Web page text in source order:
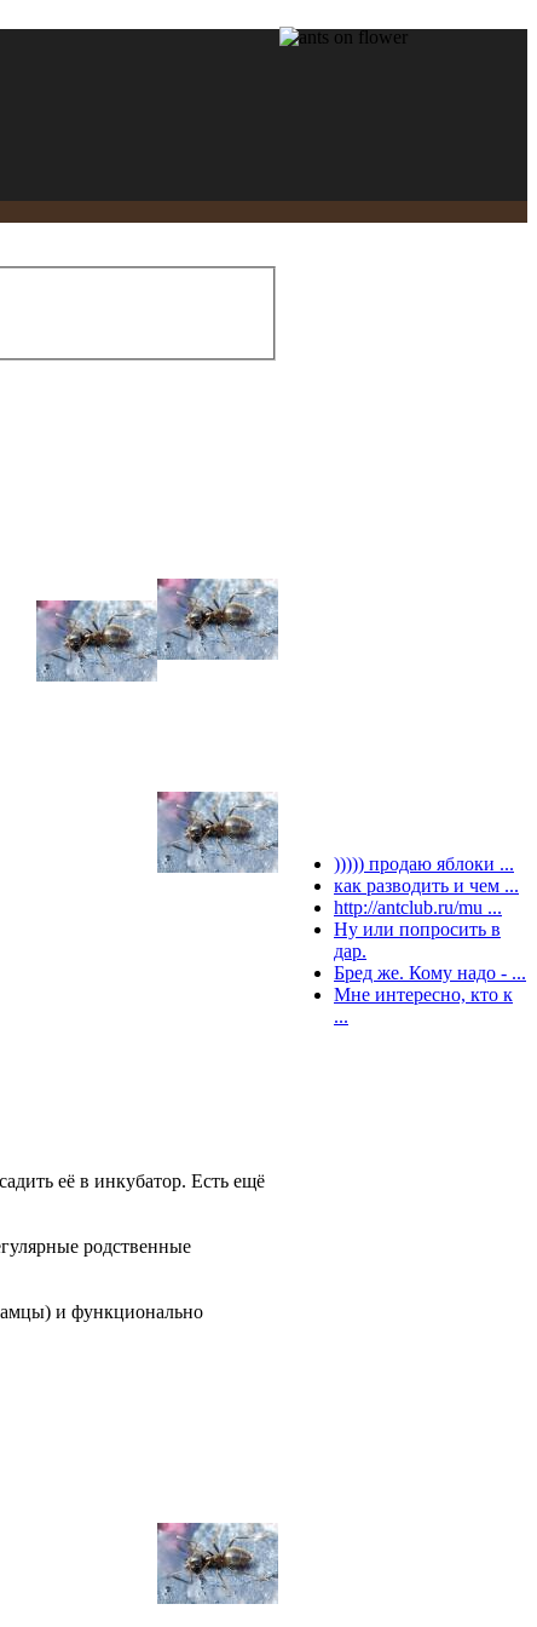
её в инкубатор. Есть ещё
родственные
и функционально
))))) продаю яблоки ...
как разводить и чем ...
http://antclub.ru/mu ...
Ну или попросить в
дар.
Бред же. Кому надо - ...
Мне интересно, кто к
...